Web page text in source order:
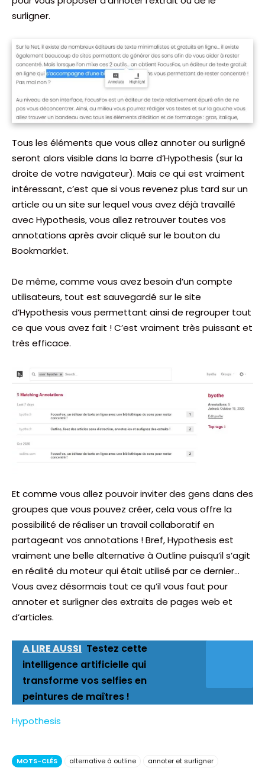
surligner.
Tous les éléments que vous allez annoter ou surligné
seront alors visible dans la barre d’Hypothesis (sur la
droite de votre navigateur). Mais ce qui est vraiment
intéressant, c’est que si vous revenez plus tard sur un
article ou un site sur lequel vous avez déjà travaillé
avec Hypothesis, vous allez retrouver toutes vos
annotations après avoir cliqué sur le bouton du
Bookmarklet.
De même, comme vous avez besoin d’un compte
utilisateurs, tout est sauvegardé sur le site
d’Hypothesis vous permettant ainsi de regrouper tout
ce que vous avez fait ! C’est vraiment très puissant et
très efficace.
Et comme vous allez pouvoir inviter des gens dans des
groupes que vous pouvez créer, cela vous offre la
possibilité de réaliser un travail collaboratif en
partageant vos annotations ! Bref, Hypothesis est
vraiment une belle alternative à Outline puisqu’il s’agit
en réalité du moteur qui était utilisé par ce dernier…
Vous avez désormais tout ce qu’il vous faut pour
annoter et surligner des extraits de pages web et
d’articles.
A LIRE AUSSI Testez cette
intelligence artificielle qui
transforme vos selfies en
peintures de maîtres !
Hypothesis
MOTS-CLÉS alternative à outline
annoter et surligner